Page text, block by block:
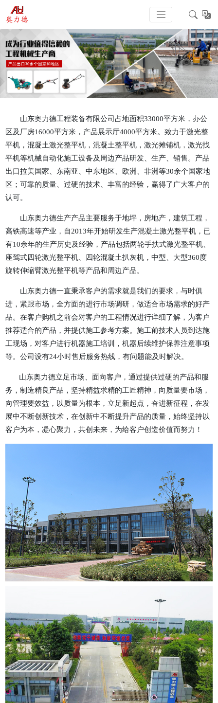
山东奥力德工程装备有限公司占地面积33000平方米，办公
区及厂房16000平方米，产品展示厅4000平方米。致力于激光整
平机，混凝土激光整平机，混凝土整平机，激光摊铺机，激光找
平机等机械自动化施工设备及周边产品研发、生产、销售。产品
出口拉美国家、东南亚、中东地区、欧洲、非洲等30余个国家地
区；可靠的质量、过硬的技术、丰富的经验，赢得了广大客户的
认可。
山东奥力德生产产品主要服务于地坪，房地产，建筑工程，
高铁高速等产业，自2013年开始研发生产混凝土激光整平机，已
有10余年的生产历史及经验，产品包括两轮手扶式激光整平机、
座驾式四轮激光整平机、四轮混凝土扒灰机，中型、大型360度
旋转伸缩臂激光整平机等产品和周边产品。
山东奥力德一直秉承客户的需求就是我们的要求，与时俱
进，紧跟市场，全方面的进行市场调研，做适合市场需求的好产
品。在客户购机之前会对客户的工程情况进行详细了解，为客户
推荐适合的产品，并提供施工参考方案。施工前技术人员到达施
工现场，对客户进行机器施工培训，机器后续维护保养注意事项
等。公司设有24小时售后服务热线，有问题能及时解决。
山东奥力德立足市场、面向客户，通过提供过硬的产品和服
务，制造精良产品，坚持精益求精的工匠精神，向质量要市场，
向管理要效益，以质量为根本，立足新起点，奋进新征程，在发
展中不断创新技术，在创新中不断提升产品的质量，始终坚持以
客户为本，凝心聚力，共创未来，为给客户创造价值而努力！